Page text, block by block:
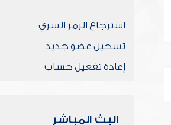
استرجاع الرمز السري
تسجيل عضو جديد
إعادة تفعيل حساب
البث المباشر